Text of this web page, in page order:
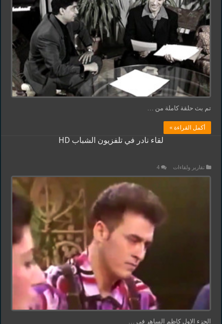
تم بث حلقة كاملة من …
أكمل القراءة »
لقاء نادر في تلفزيون الشباب HD
تقارير ولقاءات 4
الجزء الاول كاظم الساهر في …